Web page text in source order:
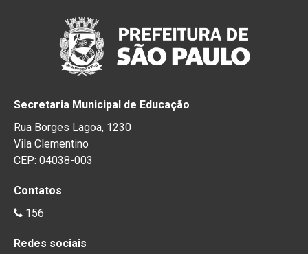
Secretaria Municipal de Educação
Rua Borges Lagoa, 1230
Vila Clementino
CEP: 04038-003
Contatos
156
Redes sociais